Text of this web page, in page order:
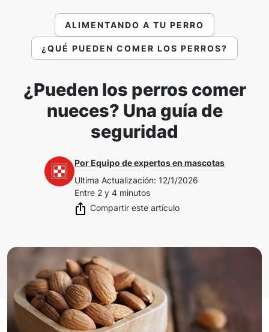
ALIMENTANDO A TU PERRO
¿QUÉ PUEDEN COMER LOS PERROS?
¿Pueden los perros comer
nueces? Una guía de
seguridad
PorEquipo de expertos en mascotas
Ultima Actualización: 12/1/2026
Entre 2 y 4 minutos
Compartir este artículo